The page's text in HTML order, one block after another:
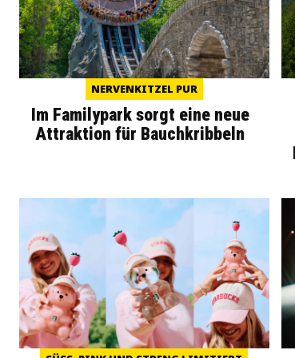
NERVENKITZEL PUR
Im Familypark sorgt eine neue
Attraktion für Bauchkribbeln